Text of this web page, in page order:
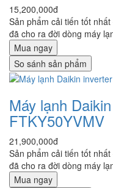
15,200,000đ
Sản phẩm cải tiến tốt
đã cho ra đời dòng máy
Mua ngay
So sánh sản phẩm
Máy lạnh
FTKY50YVMV
21,900,000đ
Sản phẩm cải tiến tốt
đã cho ra đời dòng máy
Mua ngay